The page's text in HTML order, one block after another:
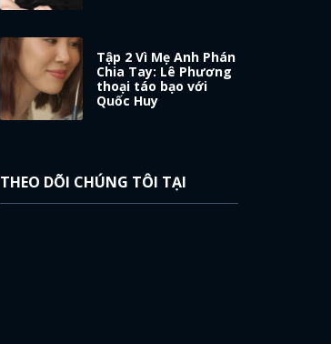
Tập 2 Vì Mẹ Anh Phán
Chia Tay: Lê Phương
thoại táo bạo với
Quốc Huy
THEO DÕI CHÚNG TÔI TẠI